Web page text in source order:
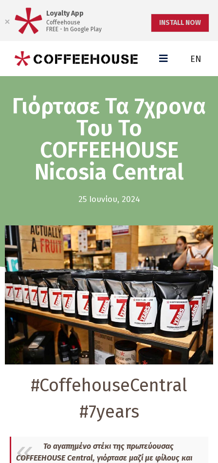
EN
Γιόρτασε Τα 7χρονα
Του Το
COFFEEHOUSE
Nicosia Central
25 Ιουνίου, 2024
#CoffehouseCentral
#7years
Το αγαπημένο στέκι της πρωτεύουσας
COFFEEHOUSE Central, γιόρτασε μαζί με φίλους και
Loyalty App
Coffeehouse
FREE - In Google Play
INSTALL NOW